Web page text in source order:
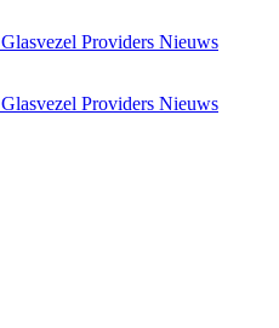
Glasvezel Providers Nieuws
Glasvezel Providers Nieuws